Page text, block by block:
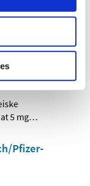
skift fra knuste
livmoderen
5 mg…
Pfizer-